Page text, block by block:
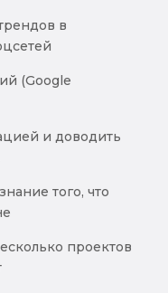
в
(Google
и доводить
того, что
проектов